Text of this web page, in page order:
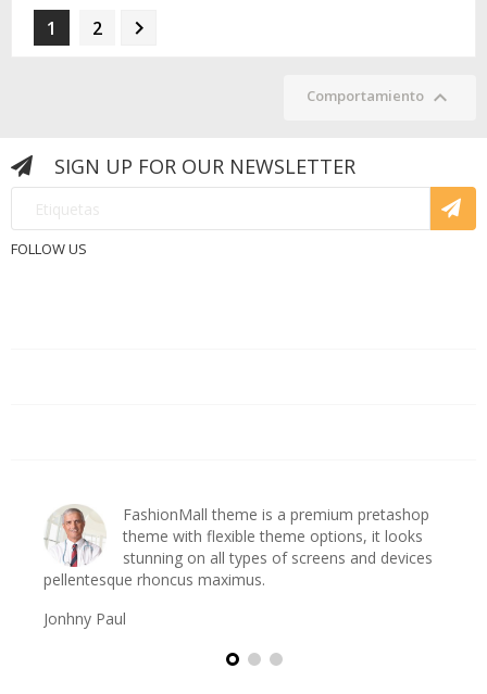
1 2 
Comportamiento 
SIGN UP FOR OUR NEWSLETTER
FOLLOW US
FashionMall theme is a premium pretashop
theme with flexible theme options, it looks
stunning on all types of screens and devices
pellentesque rhoncus maximus.
Jonhny Paul